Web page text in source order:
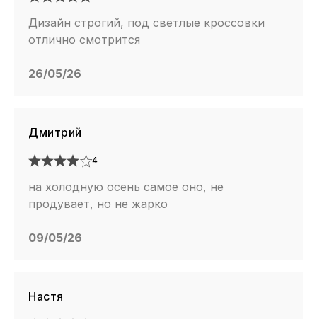
Дизайн строгий, под светлые кроссовки
отлично смотрится
26/05/26
Дмитрий
4
на холодную осень самое оно, не
продувает, но не жарко
09/05/26
Настя